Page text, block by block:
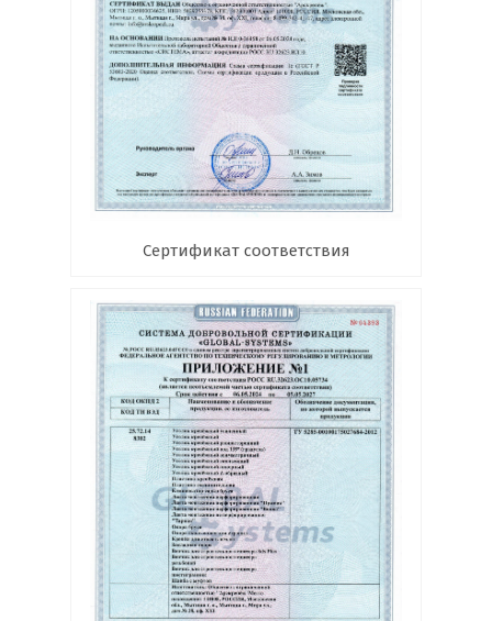
Сертификат соответствия